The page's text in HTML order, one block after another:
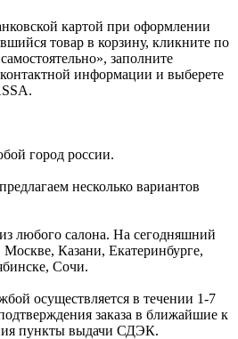
картой при оформлении
товар в корзину, кликните по
заполните
информации и выберете
город россии.
несколько вариантов
любого салона. На сегодняшний
Москве, Казани, Екатеринбурге,
Сочи.
осуществляется в течении 1-7
заказа в ближайшие к
пункты выдачи СДЭК.